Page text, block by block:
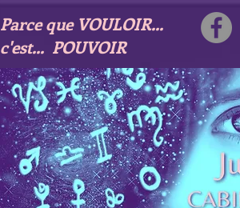
Parce que VOULOIR...
c'est... POUVOIR